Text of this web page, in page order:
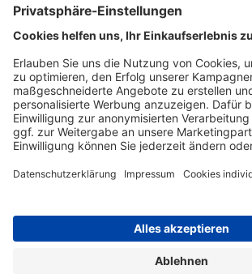
Vertrag widerrufen
Druckerzubehoer.de – preiswerte
Sie sind auf der Suche nach dem
oder Zubehör für das Büro, den
Smartphone? Dann sind Sie bei
richtig! Unser breites Sortiment bietet
und Toner für alle gängigen
kleiner Hersteller. Zugleich sind wir Ihr
einrichten, die Werkstatt ausstatten oder
was Ihren Arbeitsplatz noch komfortabler
bei uns auch Bastelspaß, Schulbedarf,
für die ganze Familie. Entdecken Sie